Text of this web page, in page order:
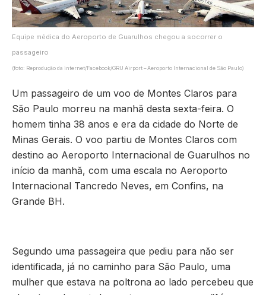
Equipe médica do Aeroporto de Guarulhos chegou a socorrer o
passageiro
(foto: Reproduçăo da internet/Facebook/GRU Airport – Aeroporto Internacional de Săo Paulo)
Um passageiro de um voo de Montes Claros para
Săo Paulo morreu na manhă desta sexta-feira. O
homem tinha 38 anos e era da cidade do Norte de
Minas Gerais. O voo partiu de Montes Claros com
destino ao Aeroporto Internacional de Guarulhos no
início da manhă, com uma escala no Aeroporto
Internacional Tancredo Neves, em Confins, na
Grande BH.
Segundo uma passageira que pediu para năo ser
identificada, já no caminho para Săo Paulo, uma
mulher que estava na poltrona ao lado percebeu que